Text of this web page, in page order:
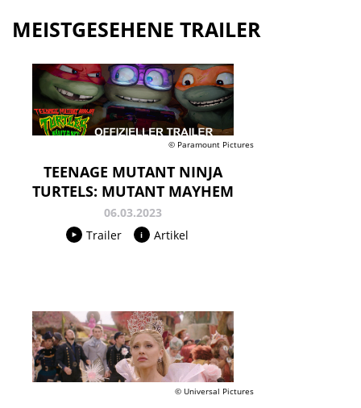
MEISTGESEHENE TRAILER
© Paramount Pictures
TEENAGE MUTANT NINJA
TURTELS: MUTANT MAYHEM
06.03.2023
Trailer
Artikel
© Universal Pictures